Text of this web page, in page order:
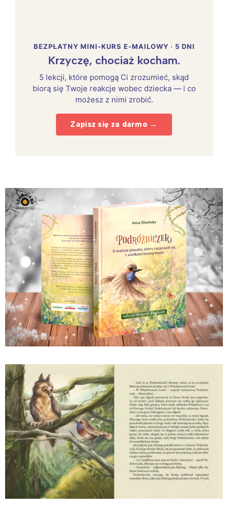
BEZPŁATNY MINI-KURS E-MAILOWY · 5 DNI
Krzyczę, chociaż kocham.
5 lekcji, które pomogą Ci zrozumieć, skąd
biorą się Twoje reakcje wobec dziecka — i co
możesz z nimi zrobić.
Zapisz się za darmo →